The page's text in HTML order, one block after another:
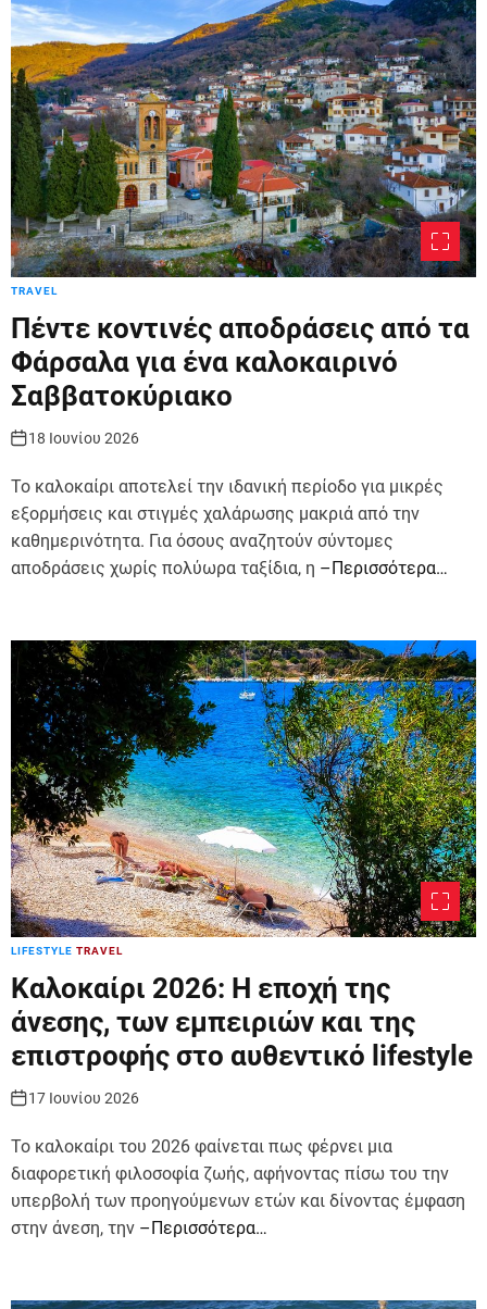
r
m
o
d
e
TRAVEL
Πέντε κοντινές αποδράσεις από τα
Φάρσαλα για ένα καλοκαιρινό
Σαββατοκύριακο
18 Ιουνίου 2026
Το καλοκαίρι αποτελεί την ιδανική περίοδο για μικρές
εξορμήσεις και στιγμές χαλάρωσης μακριά από την
καθημερινότητα. Για όσους αναζητούν σύντομες
αποδράσεις χωρίς πολύωρα ταξίδια, η –Περισσότερα…
LIFESTYLE TRAVEL
Καλοκαίρι 2026: Η εποχή της
άνεσης, των εμπειριών και της
επιστροφής στο αυθεντικό lifestyle
17 Ιουνίου 2026
Το καλοκαίρι του 2026 φαίνεται πως φέρνει μια
διαφορετική φιλοσοφία ζωής, αφήνοντας πίσω του την
υπερβολή των προηγούμενων ετών και δίνοντας έμφαση
στην άνεση, την –Περισσότερα…